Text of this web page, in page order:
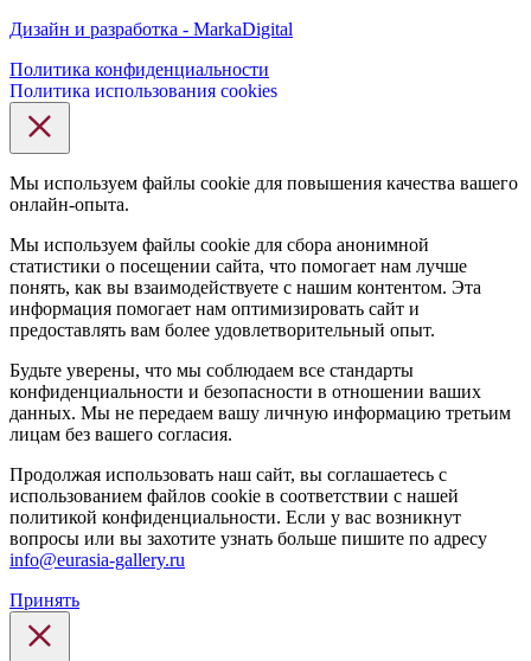
Дизайн и разработка - MarkaDigital
Политика конфиденциальности
Политика использования cookies
Мы используем файлы cookie для повышения качества вашего
онлайн-опыта.
Мы используем файлы cookie для сбора анонимной
статистики о посещении сайта, что помогает нам лучше
понять, как вы взаимодействуете с нашим контентом. Эта
информация помогает нам оптимизировать сайт и
предоставлять вам более удовлетворительный опыт.
Будьте уверены, что мы соблюдаем все стандарты
конфиденциальности и безопасности в отношении ваших
данных. Мы не передаем вашу личную информацию третьим
лицам без вашего согласия.
Продолжая использовать наш сайт, вы соглашаетесь с
использованием файлов cookie в соответствии с нашей
политикой конфиденциальности. Если у вас возникнут
вопросы или вы захотите узнать больше пишите по адресу
info@eurasia-gallery.ru
Принять